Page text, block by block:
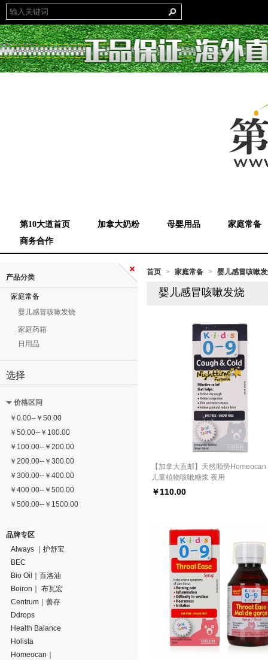
第10大道首页 加拿大奶粉 母婴用品
家庭常备
商务合作
首页 > 家庭常备 > 婴儿感冒咳嗽
婴儿感冒咳嗽发烧
【加拿大直邮】天然顺势
儿童植物咳嗽糖浆 夜用
￥110.00
产品分类
家庭常备
婴儿感冒咳嗽发烧
家庭药箱
日用品
选择
价格区间
￥ 0.00-- ￥ 50.00
￥ 50.00-- ￥ 100.00
￥ 100.00-- ￥ 200.00
￥ 200.00-- ￥ 300.00
￥ 300.00-- ￥ 400.00
￥ 400.00-- ￥ 500.00
￥ 500.00-- ￥ 1500.00
品牌专区
Always ｜护舒宝
BEC
Bio Oil｜百洛油
Boiron｜ 布瓦宏
Centrum｜善存
Ddrops
Health Balance
Holista
Homeocan｜